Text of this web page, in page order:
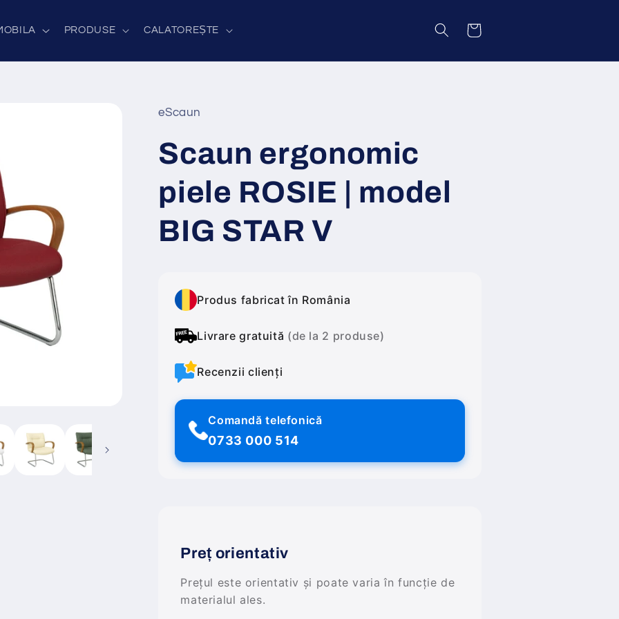
PRODUSE CALATOREȘTE Coș
eScaun
Scaun ergonomic
piele ROSIE | model
BIG STAR V
Produs fabricat în România
Livrare gratuită (de la 2 produse)
Recenzii clienți
Comandă telefonică
0733 000 514
Preț orientativ
Prețul este orientativ și poate varia în funcție de
materialul ales.